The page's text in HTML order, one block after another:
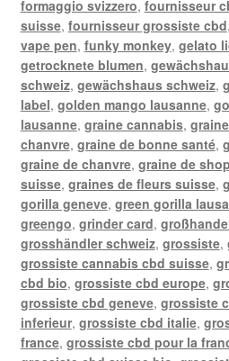
formaggio svizzero, fournisseur
suisse, fournisseur grossiste cbd,
vape pen, funky monkey, gelato
getrocknete blumen,
schweiz, gewächshaus schweiz,
label, golden mango lausanne,
lausanne, graine cannabis,
chanvre, graine de bonne santé,
graine de chanvre, graine de
suisse, graines de fleurs suisse,
gorilla geneve, green gorilla
greengo, grinder card,
grosshändler schweiz, grossiste,
grossiste cannabis cbd suisse,
cbd bio, grossiste cbd europe,
grossiste cbd geneve, grossiste
inferieur, grossiste cbd italie,
france, grossiste cbd pour la